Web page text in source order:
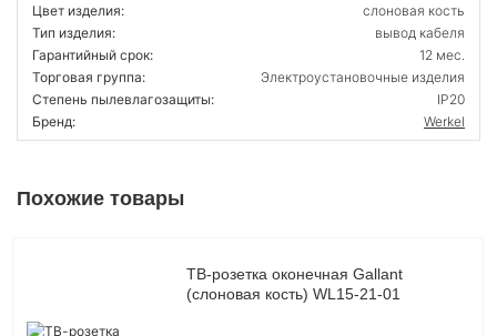
Цвет изделия:
слоновая кость
Тип изделия:
вывод кабеля
Гарантийный срок:
12 мес.
Торговая группа:
Электроустановочные изделия
Степень пылевлагозащиты:
IP20
Бренд:
Werkel
Похожие товары
ТВ-розетка оконечная Gallant
(слоновая кость) WL15-21-01